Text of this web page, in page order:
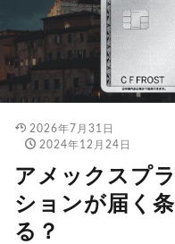
2026年7月31日
2024年12月24日
アメックスプ
ションが届く
る？